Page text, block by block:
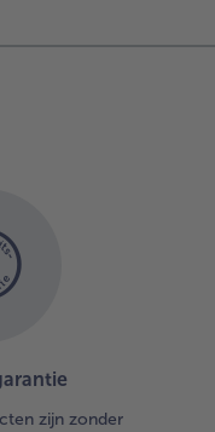
zijn zonder